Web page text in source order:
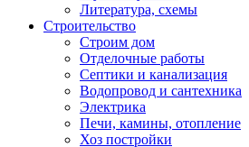
Литература, схемы
Строительство
Строим дом
Отделочные работы
Септики и канализация
Водопровод и сантехника
Электрика
Печи, камины, отопление
Хоз постройки